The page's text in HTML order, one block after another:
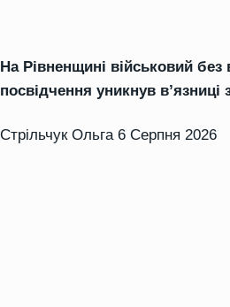
На Рівненщині військовий без
посвідчення уникнув
Стрільчук Ольга 6 Серпня 2026